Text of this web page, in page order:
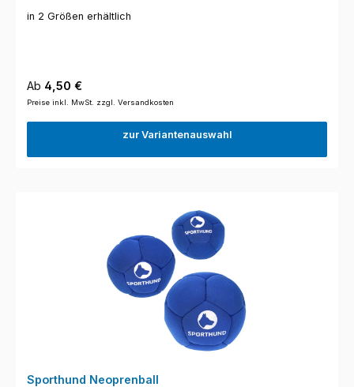
in 2 Größen erhältlich
Regulärer Preis:
Ab 4,50 €
Preise inkl. MwSt. zzgl. Versandkosten
zur Variantenauswahl
Sporthund Neoprenball